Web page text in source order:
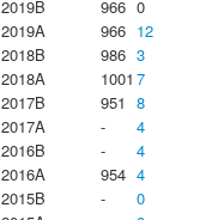
2019B
966 0
2019A
966 12
2018B
986 3
2018A
1001 7
2017B
951 8
2017A
-
4
2016B
-
4
2016A
954 4
2015B
-
0